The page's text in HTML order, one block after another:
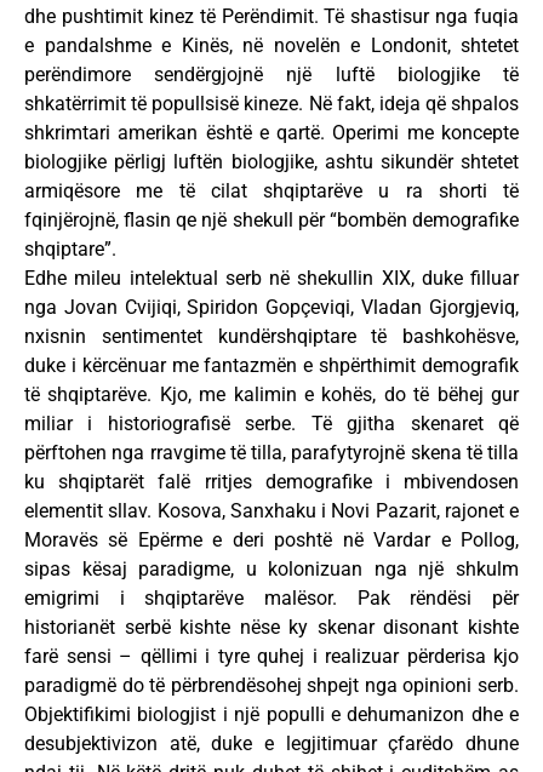
dhe pushtimit kinez të Perëndimit. Të shastisur nga fuqia
e pandalshme e Kinës, në novelën e Londonit, shtetet
perëndimore sendërgjojnë një luftë biologjike të
shkatërrimit të popullsisë kineze. Në fakt, ideja që shpalos
shkrimtari amerikan është e qartë. Operimi me koncepte
biologjike përligj luftën biologjike, ashtu sikundër shtetet
armiqësore me të cilat shqiptarëve u ra shorti të
fqinjërojnë, flasin qe një shekull për “bombën demografike
shqiptare”.
Edhe mileu intelektual serb në shekullin XIX, duke filluar
nga Jovan Cvijiqi, Spiridon Gopçeviqi, Vladan Gjorgjeviq,
nxisnin sentimentet kundërshqiptare të bashkohësve,
duke i kërcënuar me fantazmën e shpërthimit demografik
të shqiptarëve. Kjo, me kalimin e kohës, do të bëhej gur
miliar i historiografisë serbe. Të gjitha skenaret që
përftohen nga rravgime të tilla, parafytyrojnë skena të tilla
ku shqiptarët falë rritjes demografike i mbivendosen
elementit sllav. Kosova, Sanxhaku i Novi Pazarit, rajonet e
Moravës së Epërme e deri poshtë në Vardar e Pollog,
sipas kësaj paradigme, u kolonizuan nga një shkulm
emigrimi i shqiptarëve malësor. Pak rëndësi për
historianët serbë kishte nëse ky skenar disonant kishte
farë sensi – qëllimi i tyre quhej i realizuar përderisa kjo
paradigmë do të përbrendësohej shpejt nga opinioni serb.
Objektifikimi biologjist i një populli e dehumanizon dhe e
desubjektivizon atë, duke e legjitimuar çfarëdo dhune